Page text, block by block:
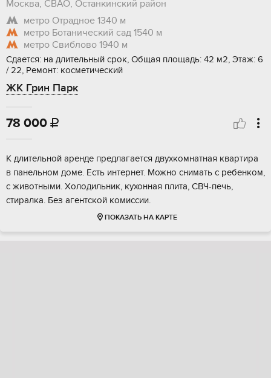
Москва, СВАО, Останкинский район
метро Отрадное 1340 м
метро Ботанический сад 1540 м
метро Свиблово 1940 м
Сдается: на длительный срок, Общая площадь: 42 м2, Этаж: 6
/ 22, Ремонт: косметический
ЖК Грин Парк
78 000 
К длительной аренде предлагается двухкомнатная квартира
в панельном доме. Есть интернет. Можно снимать с ребенком,
с животными. Холодильник, кухонная плита, СВЧ-печь,
стиралка. Без агентской комиссии.
ПОКАЗАТЬ НА КАРТЕ